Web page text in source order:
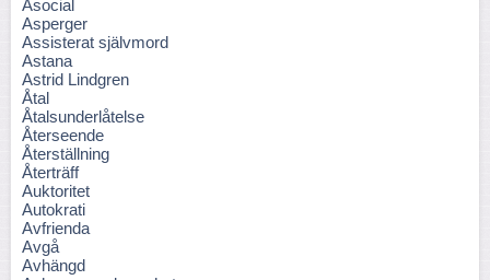
Asocial
Asperger
Assisterat självmord
Astana
Astrid Lindgren
Åtal
Åtalsunderlåtelse
Återseende
Återställning
Återträff
Auktoritet
Autokrati
Avfrienda
Avgå
Avhängd